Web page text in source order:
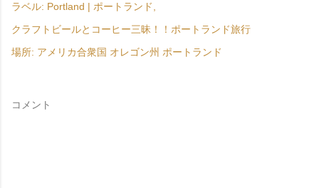
ラベル: Portland | ポートランド
クラフトビールとコーヒー三昧！！ポートランド旅行
場所: アメリカ合衆国 オレゴン州 ポートランド
コメント